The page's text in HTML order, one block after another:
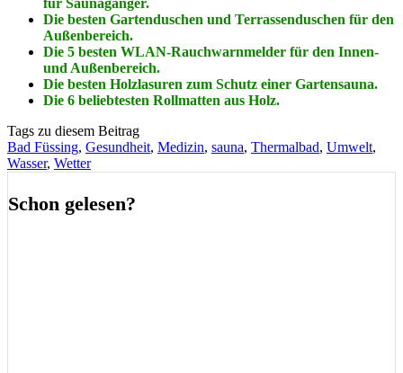
für Saunagänger.
Die besten Gartenduschen und Terrassenduschen für den
Außenbereich.
Die 5 besten WLAN-Rauchwarnmelder für den Innen-
und Außenbereich.
Die besten Holzlasuren zum Schutz einer Gartensauna.
Die 6 beliebtesten Rollmatten aus Holz.
Tags zu diesem Beitrag
Bad Füssing, Gesundheit, Medizin, sauna, Thermalbad, Umwelt,
Wasser, Wetter
Schon gelesen?